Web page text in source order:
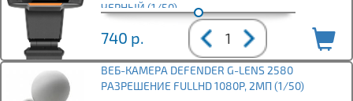
ЧЕРНЫЙ (1/50)
740 р.
ВЕБ-КАМЕРА DEFENDER G-LENS 2580
РАЗРЕШЕНИЕ FULLHD 1080P, 2МП (1/50)